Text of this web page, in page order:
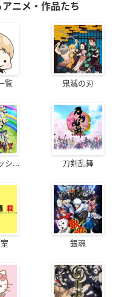
ニメ・作品たち
覧 鬼滅の刃
シ... 刀剣乱舞
銀魂